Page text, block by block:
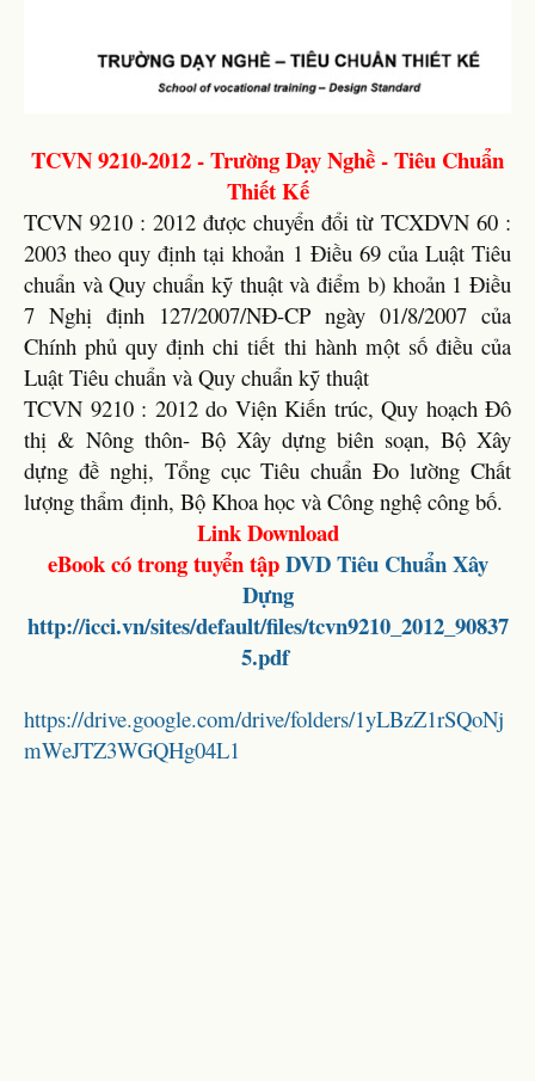
TCVN 9210-2012 - Trường Dạy Nghề - Tiêu Chuẩn
Thiết Kế
TCVN 9210 : 2012 được chuyển đổi từ TCXDVN 60 :
2003 theo quy định tại khoản 1 Điều 69 của Luật Tiêu
chuẩn và Quy chuẩn kỹ thuật và điểm b) khoản 1 Điều
7 Nghị định 127/2007/NĐ-CP ngày 01/8/2007 của
Chính phủ quy định chi tiết thi hành một số điều của
Luật Tiêu chuẩn và Quy chuẩn kỹ thuật
TCVN 9210 : 2012 do Viện Kiến trúc, Quy hoạch Đô
thị & Nông thôn- Bộ Xây dựng biên soạn, Bộ Xây
dựng đề nghị, Tổng cục Tiêu chuẩn Đo lường Chất
lượng thẩm định, Bộ Khoa học và Công nghệ công bố.
Link Download
eBook có trong tuyển tậpDVDTiêu Chuẩn Xây
Dựng
http://icci.vn/sites/default/files/tcvn9210_2012_90837
5.pdf
https://drive.google.com/drive/folders/1yLBzZ1rSQoNj
mWeJTZ3WGQHg04L1